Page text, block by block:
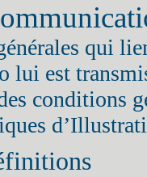
qui
lui est
conditions